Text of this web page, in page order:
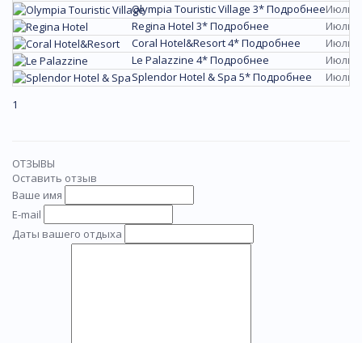
Olympia Touristic Village 3*ПодробнееИюль/
Regina Hotel 3*Подробнее
Июль/
Coral Hotel&Resort 4*Подробнее
Июль/
Le Palazzine 4*Подробнее
Июль/
Splendor Hotel & Spa 5*Подробнее
Июль/
1
ОТЗЫВЫ
Оставить отзыв
Ваше имя
E-mail
Даты вашего отдыха